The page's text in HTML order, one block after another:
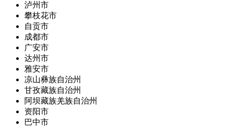
泸州市
攀枝花市
自贡市
成都市
广安市
达州市
雅安市
凉山彝族自治州
甘孜藏族自治州
阿坝藏族羌族自治州
资阳市
巴中市